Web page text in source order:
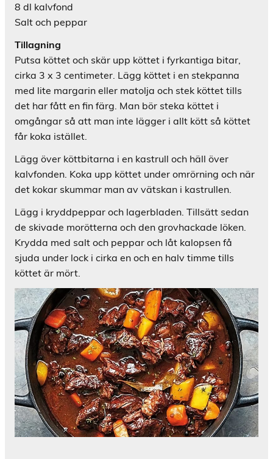
8 dl kalvfond
Salt och peppar
Tillagning
Putsa köttet och skär upp köttet i fyrkantiga bitar,
cirka 3 x 3 centimeter. Lägg köttet i en stekpanna
med lite margarin eller matolja och stek köttet tills
det har fått en fin färg. Man bör steka köttet i
omgångar så att man inte lägger i allt kött så köttet
får koka istället.
Lägg över köttbitarna i en kastrull och häll över
kalvfonden. Koka upp köttet under omrörning och när
det kokar skummar man av vätskan i kastrullen.
Lägg i kryddpeppar och lagerbladen. Tillsätt sedan
de skivade morötterna och den grovhackade löken.
Krydda med salt och peppar och låt kalopsen få
sjuda under lock i cirka en och en halv timme tills
köttet är mört.